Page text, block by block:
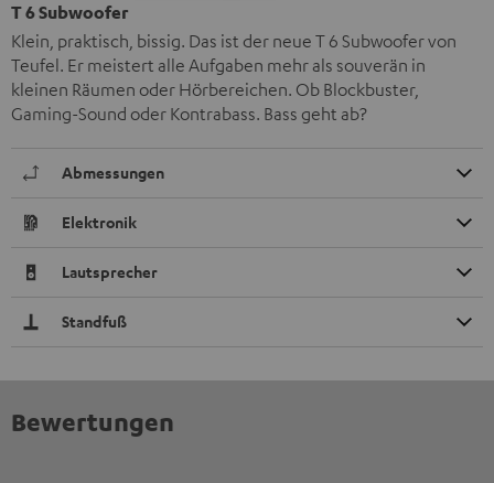
T 6 Subwoofer
Klein, praktisch, bissig. Das ist der neue T 6 Subwoofer von
Teufel. Er meistert alle Aufgaben mehr als souverän in
kleinen Räumen oder Hörbereichen. Ob Blockbuster,
Gaming-Sound oder Kontrabass. Bass geht ab?
Abmessungen
Elektronik
Lautsprecher
Standfuß
Bewertungen